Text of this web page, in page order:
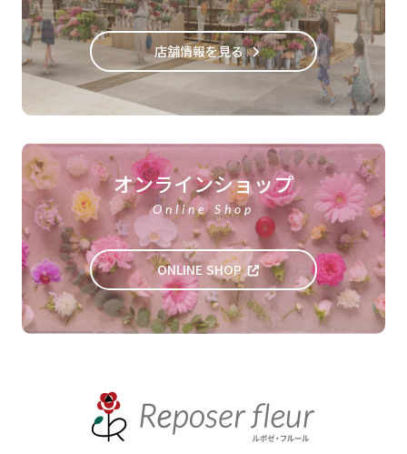
店舗情報を見る
オンラインショップ
Online Shop
ONLINE SHOP